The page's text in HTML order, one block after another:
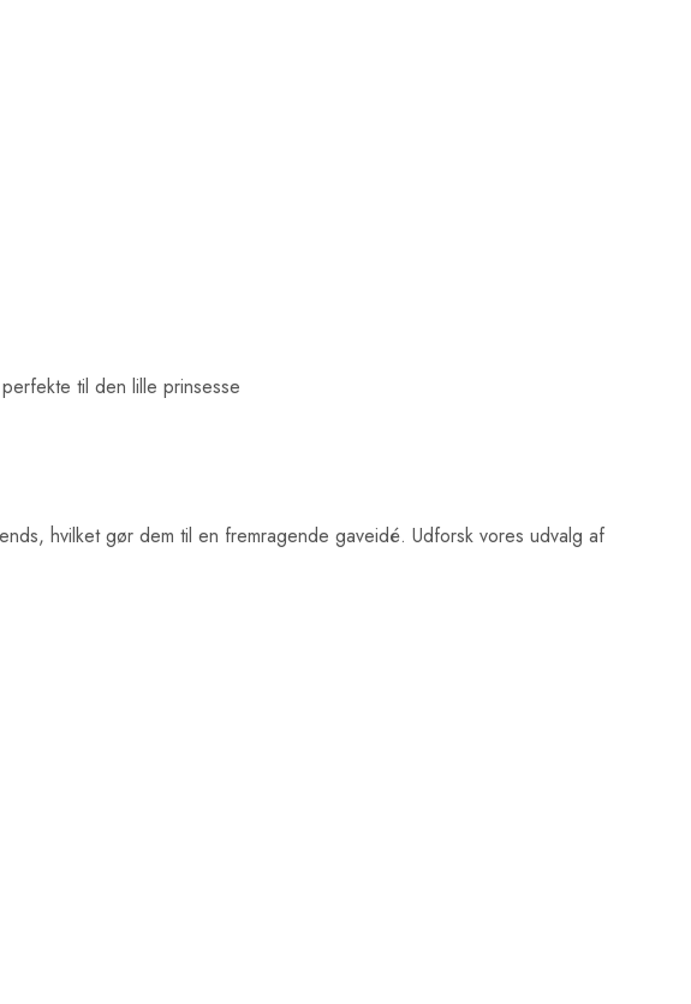
til den lille prinsesse
hvilket gør dem til en fremragende gaveidé. Udforsk vores udvalg af